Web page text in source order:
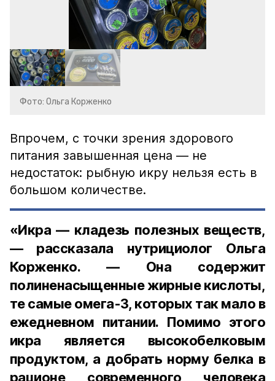
Фото: Ольга Корженко
Впрочем, с точки зрения здорового
питания завышенная цена — не
недостаток: рыбную икру нельзя есть в
большом количестве.
«Икра — кладезь полезных веществ,
— рассказала нутрициолог Ольга
Корженко. — Она содержит
полиненасыщенные жирные кислоты,
те самые омега-3, которых так мало в
ежедневном питании. Помимо этого
икра является высокобелковым
продуктом, а добрать норму белка в
рационе современного человека